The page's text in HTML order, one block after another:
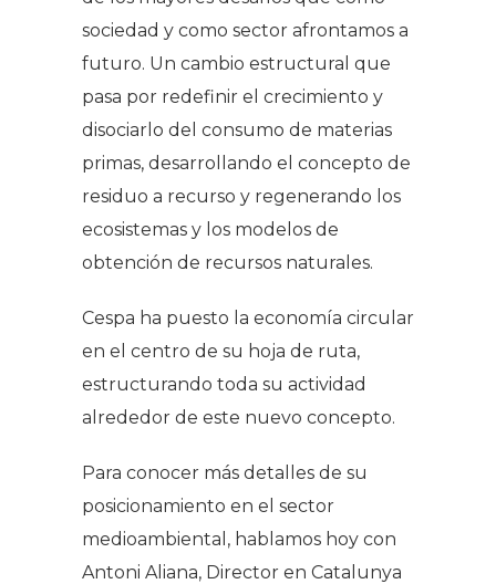
sociedad y como sector afrontamos a
futuro. Un cambio estructural que
pasa por redefinir el crecimiento y
disociarlo del consumo de materias
primas, desarrollando el concepto de
residuo a recurso y regenerando los
ecosistemas y los modelos de
obtención de recursos naturales.
Cespa ha puesto la economía circular
en el centro de su hoja de ruta,
estructurando toda su actividad
alrededor de este nuevo concepto.
Para conocer más detalles de su
posicionamiento en el sector
medioambiental, hablamos hoy con
Antoni Aliana, Director en Catalunya